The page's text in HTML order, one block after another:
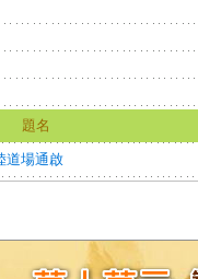
題名
道場通啟